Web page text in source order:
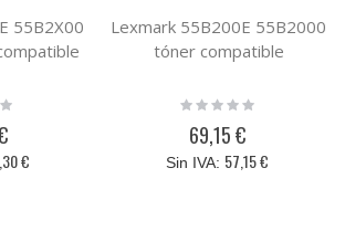
55B2X00
€
Lexmark 55B200E 55B2000
tóner compatible
Rating:
69,15 €
57,15 €